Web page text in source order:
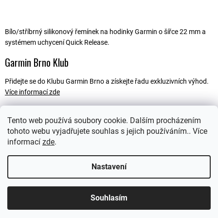
Tento web používá soubory cookie. Dalším procházením
tohoto webu vyjadřujete souhlas s jejich používáním.. Více
informací zde.
Nastavení
Souhlasím
Bílo/stříbrný silikonový řemínek na hodinky Garmin o šířce 22 mm a
systémem uchycení Quick Release.
Garmin Brno Klub
Přidejte se do Klubu Garmin Brno a získejte řadu exkluzivních výhod.
Více informací zde
Popis